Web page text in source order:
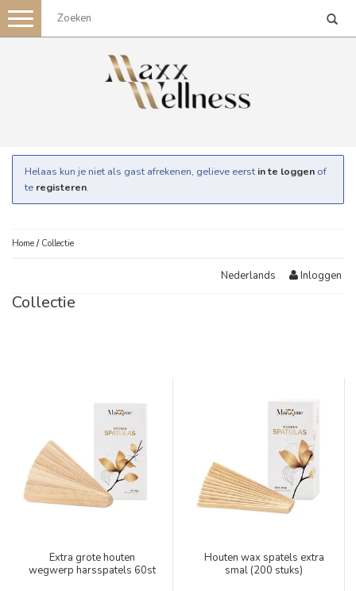
Toggle
navigation
Helaas kun je niet als gast afrekenen, gelieve eerst in te loggen of
te registeren.
Home / Collectie
Nederlands Inloggen
Collectie
Extra grote houten
wegwerp harsspatels 60st
Houten wax spatels extra
smal (200 stuks)